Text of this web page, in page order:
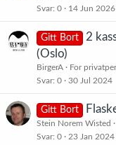
Svar 0 14 Jun 2026
Gitt Bort
2
(Oslo)
BirgerA
For
Svar 0 30 Jul 2024
Gitt Bort
Stein Norem Wisted
Svar 0 23 Jan 2024